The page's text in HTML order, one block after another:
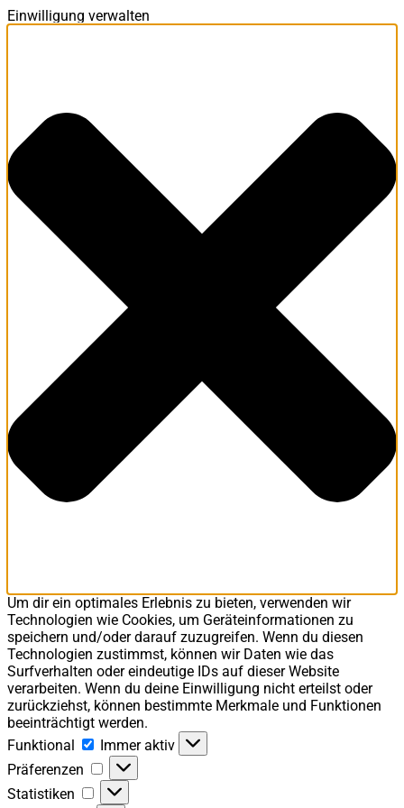
Einwilligung verwalten
Um dir ein optimales Erlebnis zu bieten, verwenden wir
Technologien wie Cookies, um Geräteinformationen zu
speichern und/oder darauf zuzugreifen. Wenn du diesen
Technologien zustimmst, können wir Daten wie das
Surfverhalten oder eindeutige IDs auf dieser Website
verarbeiten. Wenn du deine Einwilligung nicht erteilst oder
zurückziehst, können bestimmte Merkmale und Funktionen
beeinträchtigt werden.
Funktional
Funktional
Immer aktiv
Präferenzen
Präferenzen
Statistiken
Statistiken